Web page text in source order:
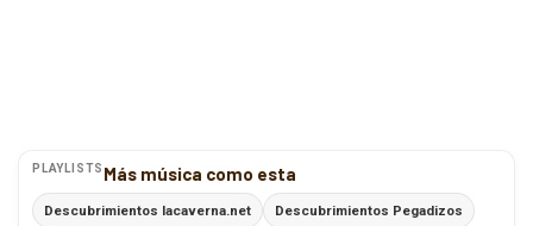
PLAYLISTS Más música como esta
Descubrimientos lacaverna.net Descubrimientos Pegadizos